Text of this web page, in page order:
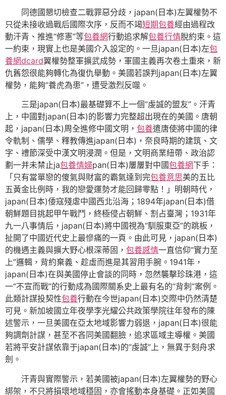
同德國懇切檢查二戰罪惡分歧，japan(日本)左翼權勢不
只從未接收過戰后國際次序，反而不竭短期包養經由過程改
動汗青、推進“修憲”等包養網行動追求解包養行情脫約束。這
一約束，現實上也是美國介入設定的。一旦japan(日本)左包
養網dcard翼權勢整軍擴武成勢，軍國主義再次卷土重來，新
仇舊怨很能夠轉化為復仇舉動。美國若誤判japan(日本)左翼
權勢，能夠“養虎為患”，遭受激烈反噬。
三是japan(日本)最基礎算不上一個“虔誠的盟友”。汗青
上，中國對japan(日本)的影響力完整超出現在的美國。唐朝
起，japan(日本)周全進修中國文明， 包養遣唐使將中國的律
令軌制、儒學、釋教傳進japan(日本)，奈良時期的建筑、文
字、禮節深受中漢文明浸潤。但是，文明商業紐帶、政治認
劃一并未禁止ja包養情婦pan(日本)屢屢對中國包養網下手：
「只有當單戀的傻氣與財富的霸氣達到完包養意思美的五比
五黃金比例時，我的戀愛運勢才能回歸零點！」明朝時代，
japan(日本)倭寇殘虐中國西北沿海；1894年japan(日本)借
朝鮮題目挑起甲午戰鬥，終極侵占朝鮮、割占臺灣；1931年
九一八事情后，japan(日本)將中國視為“馴服東亞”的跳板，
扯開了中國近代史上最慘痛的一頁。由此可見，japan(日本)
的機遇主義與擴大野心根深蒂固， 包養感情一直信仰“實力至
上”邏輯，背約棄義、趁虛而進是其習用手腕。1941年，
japan(日本)在與美國停止會談的同時，忽然襲擊珍珠港，這
一“不宣而戰”的行動成為國際關系史上最有名的“背刺”案例。
此類計謀投契性包養行動在今世japan(日本)交際中仍然清楚
可見。新加坡國立年夜學李光耀公共政策學院往年發布的陳
述警示，一旦美國在亞太地域影響力弱退，japan(日本)很能
夠調劑計謀，甚至不吝同美國翻臉，追求區域主導權。美國
若將平安計謀依靠于japan(日本)的“虔誠”上，無異于刻舟求
劍。
汗青與實際警示，若美國被japan(日本)左翼權勢的野心
綁架，不只將損壞地域穩固，亦會搖動本身基礎。正如美國